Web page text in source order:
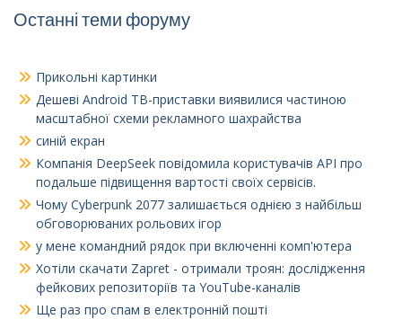
Останні теми форуму
Прикольні картинки
Дешеві Android ТВ-приставки виявилися частиною
масштабної схеми рекламного шахрайства
синій екран
Компанія DeepSeek повідомила користувачів API про
подальше підвищення вартості своїх сервісів.
Чому Cyberpunk 2077 залишається однією з найбільш
обговорюваних рольових ігор
у мене командний рядок при включенні комп'ютера
Хотіли скачати Zapret - отримали троян: дослідження
фейкових репозиторіїв та YouTube-каналів
Ще раз про спам в електронній пошті